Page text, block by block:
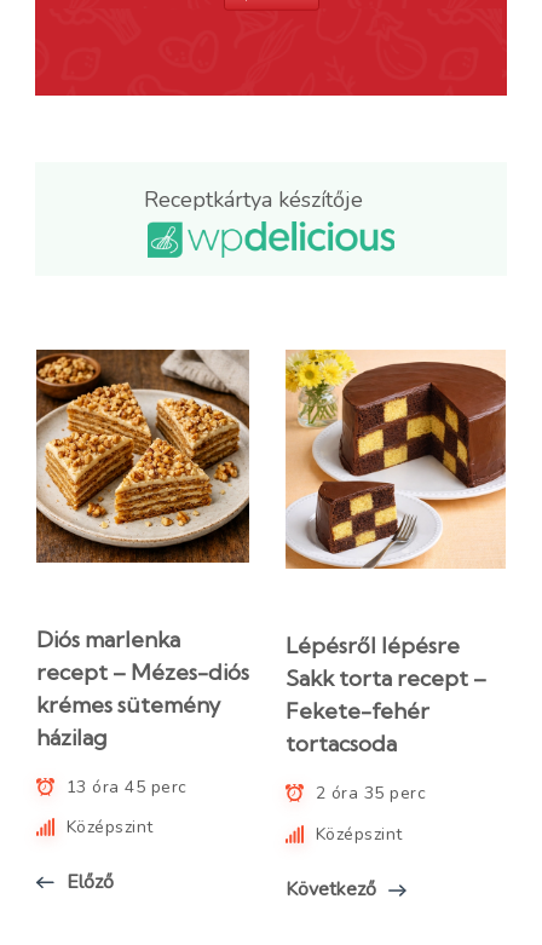
Receptkártya készítője
Diós marlenka
recept – Mézes-diós
krémes sütemény
házilag
13 óra 45 perc
Középszint
Előző
Lépésről lépésre
Sakk torta recept –
Fekete-fehér
tortacsoda
2 óra 35 perc
Középszint
Következő